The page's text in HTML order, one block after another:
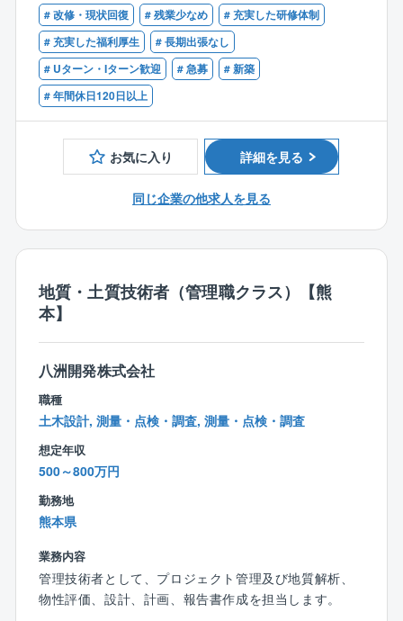
・パートの出退勤・シフト管理
・施主や本社との打ち合わせ
・社用車管理
・報告書の作成
・現場の安全管理
・作業スケジュール案の作成
【同社の魅力】
・再エネ事業の中でも、発電所という電気の発電に最
・発電実績が数値として現れることで、自分自身の達
成や貢献を分かりやすく実感することができます。
・地域と共生し、地域に根差した自然エネルギーの普
及と定着に直接的に関与でき、グローバルレベルの気
候変動の課題に貢献することができます。
・一緒に働く仲間が持つ専門知識や社会課題に対する
高い意識からの刺激、部署や職種、年齢などによる垣
根のなさは、体験して初めて分かる自然電力グループ
の魅力のひとつかもしれません。
“すべての人“ が包摂される組織・社会づくり
◆「ジェンダー」「LGBTQ+」「障害」「多文化共
生」「育児・介護」の5つの要素で評価されるDEI Awa
rd 2023受賞 「アドバンス」クラス認定
◆役員・マネジメント職の外国人比率は14%（50名中
7名）
【歓迎】
◆第一種電気主任技術者
◆高圧電気設備の保守経験、発電所の保守管理経験な
どのいずれか、または類似の経験
◆報告書などの各種資料を作成できるPC操作能力、社
内のITシステム利用に抵抗がない方
◆発電所のある地域のパートナー企業や関係者と良好
な関係を築くことができる対人能力、折衝力、ホスピ
# 改修・現状回復 # 残業少なめ
# 充実した研修体制
# 充実した福利厚生
# 長期出張なし
# Uターン・Iターン歓迎
# 急募
# 新築
# 年間休日120日以上
お気に入り 詳細を見る
同じ企業の他求人を見る
地質・土質技術者（管理職クラス）【熊
本】
八洲開発株式会社
職種
土木設計, 測量・点検・調査, 測量・点検・調査
想定年収
500～800万円
勤務地
熊本県
業務内容
管理技術者として、プロジェクト管理及び地質解析、
物性評価、設計、計画、報告書作成を担当します。